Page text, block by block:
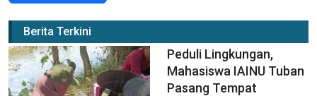
Berita Terkini
Peduli Lingkungan,
Mahasiswa IAINU Tuban
Pasang Tempat